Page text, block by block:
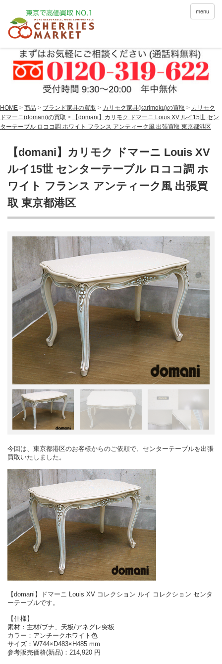
menu
HOME > 商品 > ブランド家具の買取 > カリモク家具(karimoku)の買取 > カリモク
ドマーニ(domani)の買取 >
【domani】カリモク ドマーニ Louis XV ルイ15世 セン
ターテーブル ロココ調 ホワイト フランス アンティーク風 出張買取 東京都港区
【domani】カリモク ドマーニ Louis XV
ルイ15世 センターテーブル ロココ調 ホ
ワイト フランス アンティーク風 出張買
取 東京都港区
今回は、東京都港区のお客様からのご依頼で、センターテーブルを出張
買取いたしました。
【domani】ドマーニ Louis XV コレクション ルイ コレクション センタ
ーテーブルです。
【仕様】
素材：主材/ブナ、天板/アネグレ突板
カラー：アンチークホワイト色
サイズ：W744×D483×H485 mm
参考販売価格(新品)：214,920 円